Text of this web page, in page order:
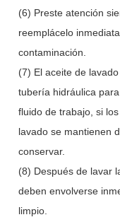
(6) Preste atención
reemplácelo
contaminación.
(7) El aceite de
tubería hidráulica
fluido de trabajo, si
lavado se mantienen
conservar.
(8) Después de lavar
deben envolverse
limpio.